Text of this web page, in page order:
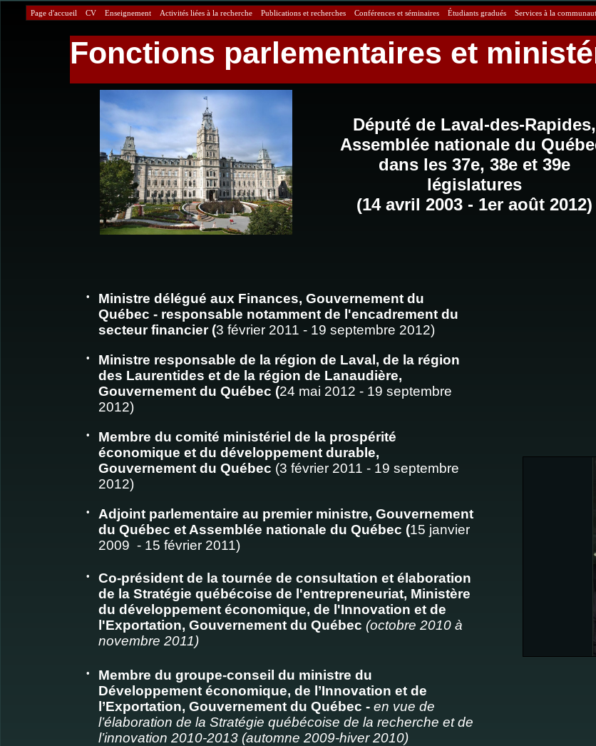
Fonctions parlementaires et
•
Ministre délégué aux Finances, Gouvernement du
Québec - responsable notamment de l'encadrement du
secteur financier (3 février 2011 - 19 septembre 2012)
•
Ministre responsable de la région de Laval, de la région
des Laurentides et de la région de Lanaudière,
Gouvernement du Québec (24 mai 2012 - 19 septembre
2012)
•
Membre du comité ministériel de la prospérité
économique et du développement durable,
Gouvernement du Québec (3 février 2011 - 19 septembre
2012)
•
Adjoint parlementaire au premier ministre, Gouvernement
du Québec et Assemblée nationale du Québec (15 janvier
2009 - 15 février 2011)
•
Co-président de la tournée de consultation et élaboration
de la Stratégie québécoise de l'entrepreneuriat, Ministère
du développement économique, de l'Innovation et de
l'Exportation, Gouvernement du Québec (octobre 2010 à
novembre 2011)
•
Membre du groupe-conseil du ministre du
Développement économique, de l’Innovation et de
l’Exportation, Gouvernement du Québec - en vue de
l’élaboration de la Stratégie québécoise de la recherche et de
l’innovation 2010-2013 (automne 2009-hiver 2010)
Député de Laval-des-Rapides,
Assemblée nationale du
dans les 37e, 38e et 39e
législatures
(14 avril 2003 - 1er août 2012)
Page d'accueil CV Enseignement Activités liées à la recherche Publications et recherches Conférences et séminaires Étudiants gradués Services à la